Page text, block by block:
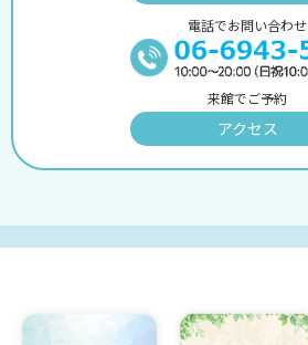
電話でお問い合わせ
来館でご予約
アクセス